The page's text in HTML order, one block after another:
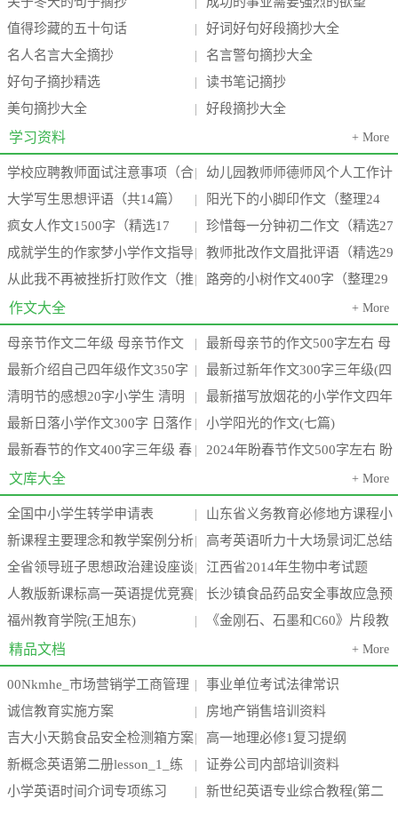
值得珍藏的五十句话
好词好句好段摘抄大全
名人名言大全摘抄
名言警句摘抄大全
好句子摘抄精选
读书笔记摘抄
美句摘抄大全
好段摘抄大全
学习资料 + More
学校应聘教师面试注意事项（合
3篇）(学校教师面试一般会问什
幼儿园教师师德师风个人工作计
划（推荐18篇）(幼儿园教师师德
师
大学写生思想评语（共14篇）
学生校内写生心得体会2000字)
阳光下的小脚印作文（整理24
篇）(阳光下的小脚丫)
疯女人作文1500字（精选17
）(疯女人有多可怕)
珍惜每一分钟初二作文（精选27
篇）(珍惜每一分每一秒的这句话
要
成就学生的作家梦小学作文指导
通用15篇）(成功作家的例子)
教师批改作文眉批评语（精选29
篇）(小学教师批改作文)
从此我不再被挫折打败作文（推
13篇）(题目:从此,我不再____)
路旁的小树作文400字（整理29
篇）(路边的小树作文三百字左右)
作文大全 + More
母亲节作文二年级 母亲节作文
字(3篇)
最新母亲节的作文500字左右 母
亲节的作文100字三年级(四篇)
最新介绍自己四年级作文350字
绍自己四年级作文450字(七篇)
最新过新年作文300字三年级(四
篇)
清明节的感想20字小学生 清明
感想作文300字(3篇)
最新描写放烟花的小学作文四年
级(九篇)
最新日落小学作文300字 日落作
400字(4篇)
小学阳光的作文(七篇)
最新春节的作文400字三年级 春
的作文400字左右六年级(3篇)
2024年盼春节作文500字左右 盼
文库大全 + More
全国中小学生转学申请表
山东省义务教育必修地方课程小
学三年级上册《环境教育》教案
全
新课程主要理念和教学案例分析
编(24个案例)
高考英语听力十大场景词汇总结
全省领导班子思想政治建设座谈
会议精神传达提纲
江西省2014年生物中考试题
人教版新课标高一英语提优竞赛
题 下学期
长沙镇食品药品安全事故应急预
福州教育学院(王旭东)
《金刚石、石墨和C60》片段教
精品文档 + More
00Nkmhe_市场营销学工商管理
电子商务_酒店_旅游管理专业毕
论
事业单位考试法律常识
诚信教育实施方案
房地产销售培训资料
吉大小天鹅食品安全检测箱方案
中低三档)新
高一地理必修1复习提纲
新概念英语第二册lesson_1_练
题
证券公司内部培训资料
小学英语时间介词专项练习
新世纪英语专业综合教程(第二